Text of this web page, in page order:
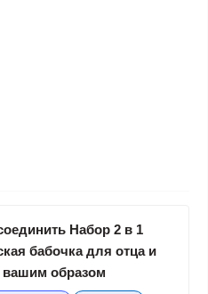
Набор 2 в 1
бабочка для отца и
вашим образом